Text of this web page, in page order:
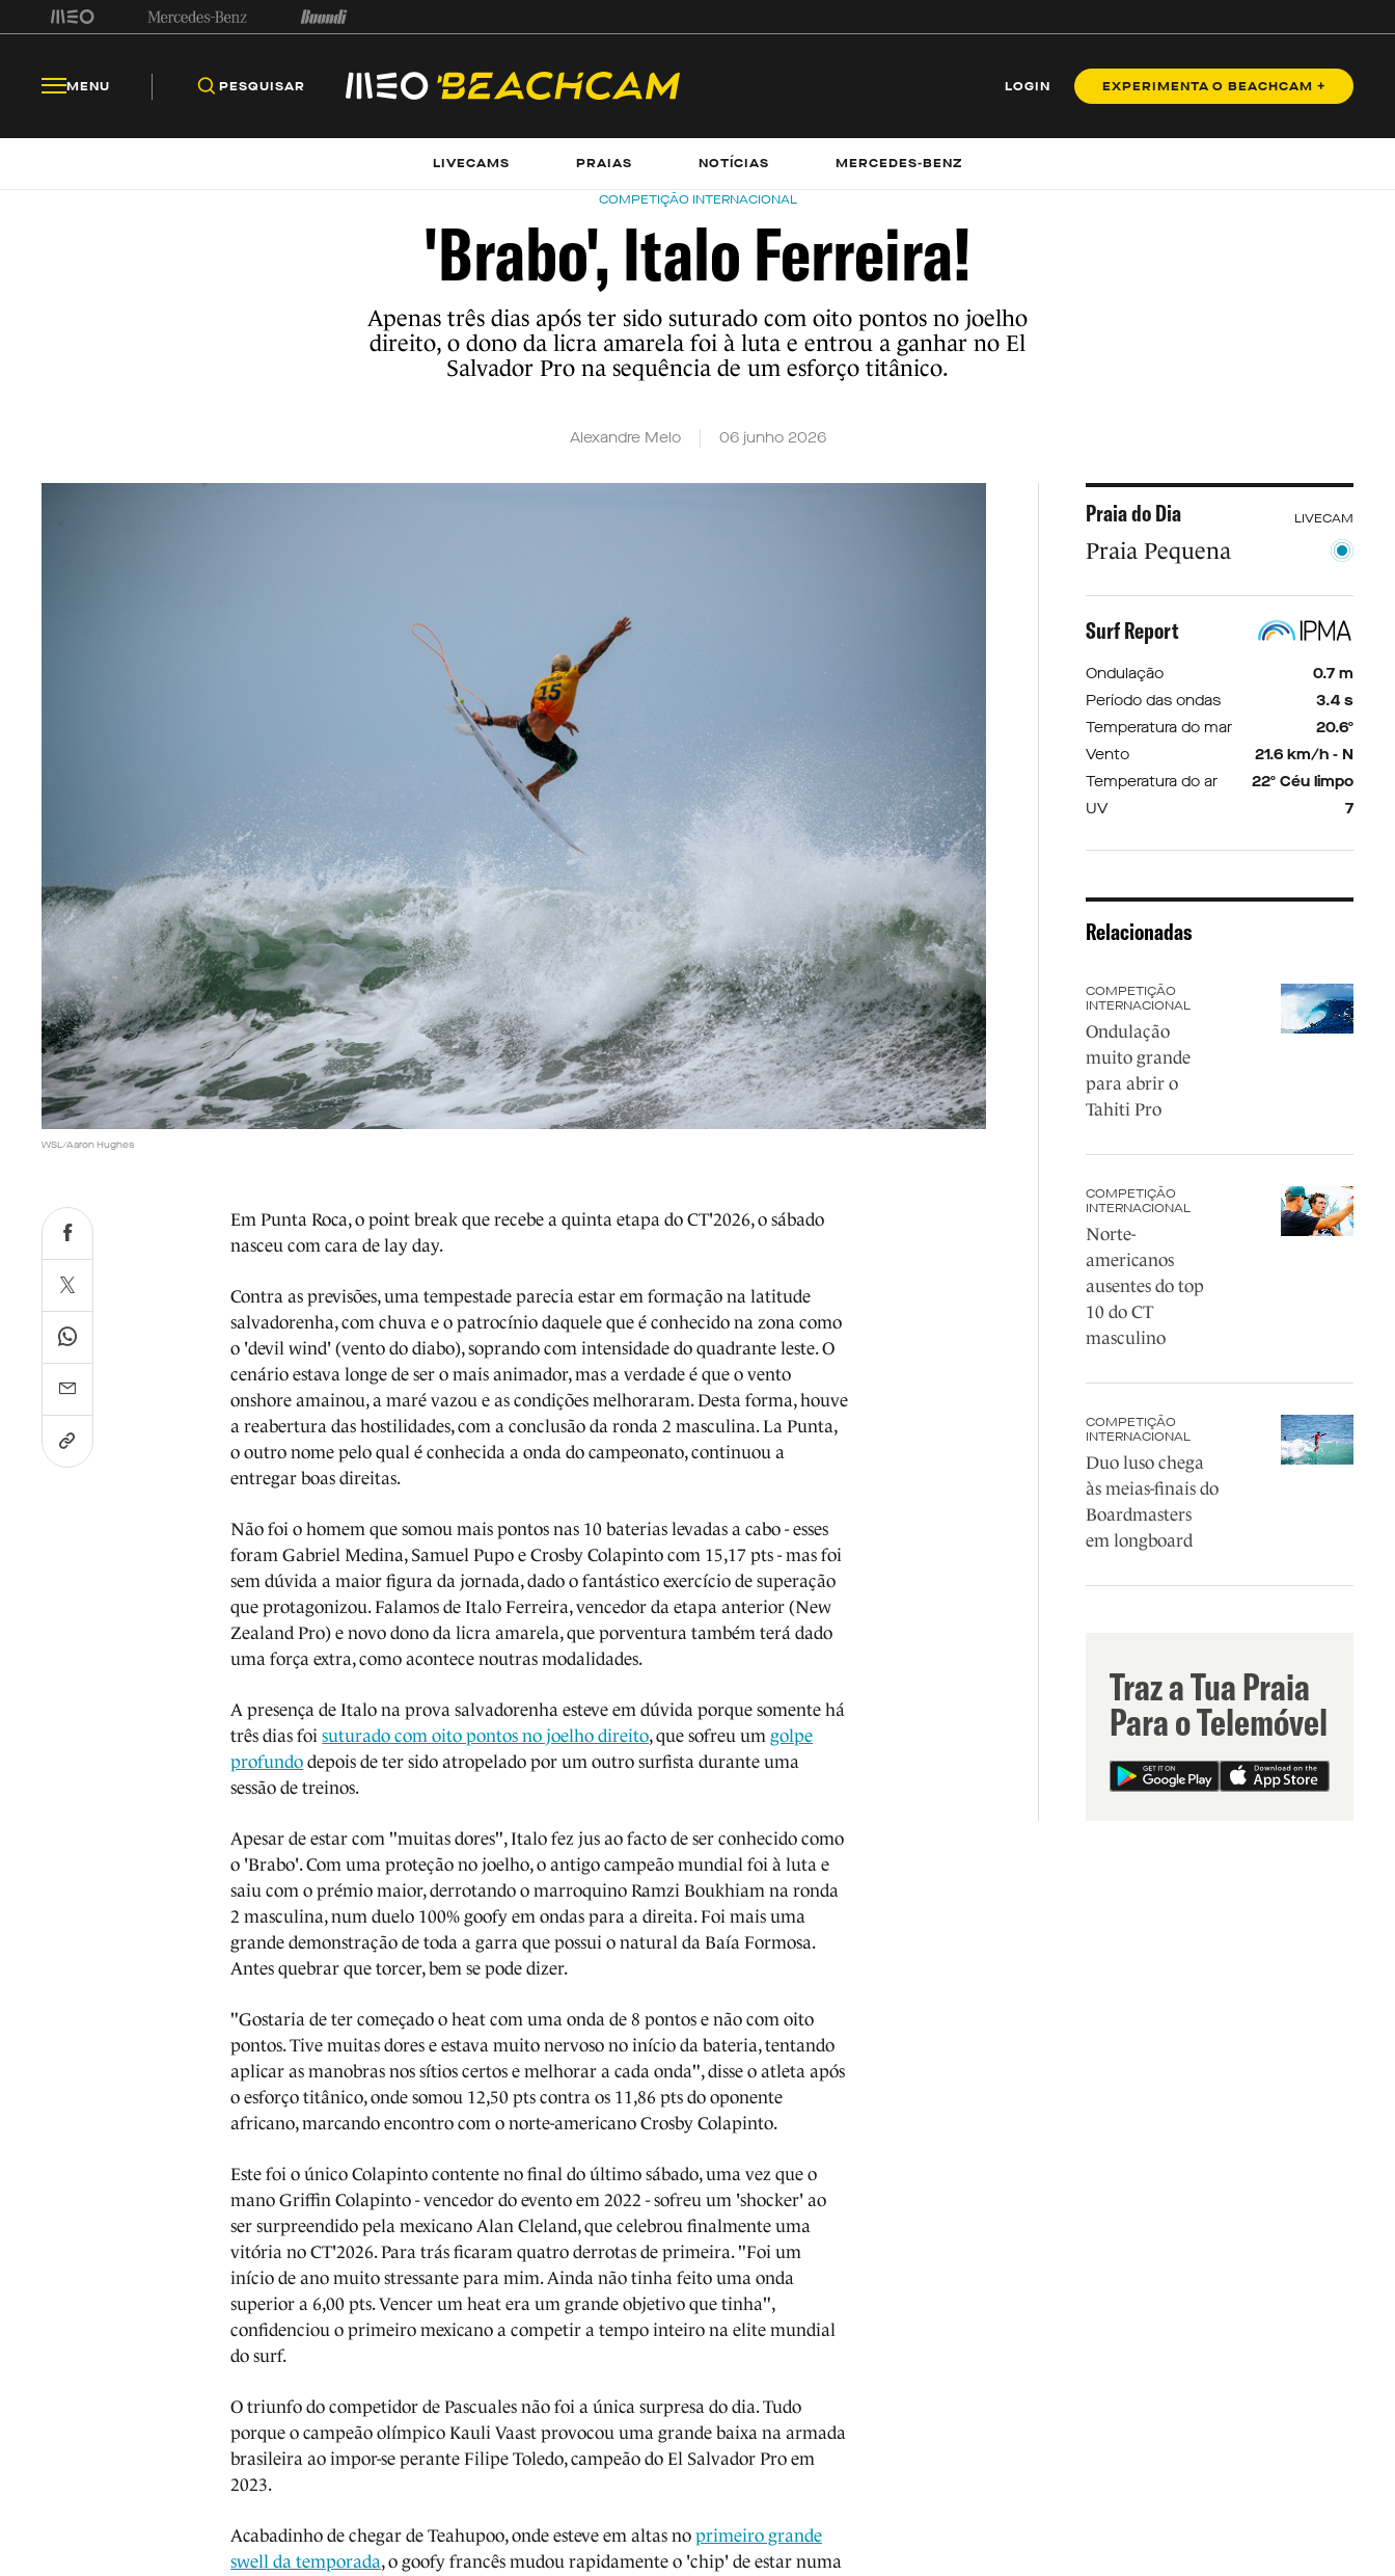
MENU PESQUISAR LOGIN EXPERIMENTA O BEACHCAM +
LIVECAMS PRAIAS NOTÍCIAS MERCEDES-BENZ
COMPETIÇÃO INTERNACIONAL
'Brabo', Italo Ferreira!
Apenas três dias após ter sido suturado com oito pontos no joelho
direito, o dono da licra amarela foi à luta e entrou a ganhar no El
Salvador Pro na sequência de um esforço titânico.
Alexandre Melo 06 junho 2026
WSL/Aaron Hughes
Em Punta Roca, o point break que recebe a quinta etapa do CT'2026, o sábado
nasceu com cara de lay day.
Contra as previsões, uma tempestade parecia estar em formação na latitude
salvadorenha, com chuva e o patrocínio daquele que é conhecido na zona como
o 'devil wind' (vento do diabo), soprando com intensidade do quadrante leste. O
cenário estava longe de ser o mais animador, mas a verdade é que o vento
onshore amainou, a maré vazou e as condições melhoraram. Desta forma, houve
a reabertura das hostilidades, com a conclusão da ronda 2 masculina. La Punta,
o outro nome pelo qual é conhecida a onda do campeonato, continuou a
entregar boas direitas.
Não foi o homem que somou mais pontos nas 10 baterias levadas a cabo - esses
foram Gabriel Medina, Samuel Pupo e Crosby Colapinto com 15,17 pts - mas foi
sem dúvida a maior figura da jornada, dado o fantástico exercício de superação
que protagonizou. Falamos de Italo Ferreira, vencedor da etapa anterior (New
Zealand Pro) e novo dono da licra amarela, que porventura também terá dado
uma força extra, como acontece noutras modalidades.
A presença de Italo na prova salvadorenha esteve em dúvida porque somente há
três dias foisuturado com oito pontos no joelho direito, que sofreu umgolpe
profundo depois de ter sido atropelado por um outro surfista durante uma
sessão de treinos.
Apesar de estar com "muitas dores", Italo fez jus ao facto de ser conhecido como
o 'Brabo'. Com uma proteção no joelho, o antigo campeão mundial foi à luta e
saiu com o prémio maior, derrotando o marroquino Ramzi Boukhiam na ronda
2 masculina, num duelo 100% goofy em ondas para a direita. Foi mais uma
grande demonstração de toda a garra que possui o natural da Baía Formosa.
Antes quebrar que torcer, bem se pode dizer.
"Gostaria de ter começado o heat com uma onda de 8 pontos e não com oito
pontos. Tive muitas dores e estava muito nervoso no início da bateria, tentando
aplicar as manobras nos sítios certos e melhorar a cada onda", disse o atleta após
o esforço titânico, onde somou 12,50 pts contra os 11,86 pts do oponente
africano, marcando encontro com o norte-americano Crosby Colapinto.
Este foi o único Colapinto contente no final do último sábado, uma vez que o
mano Griffin Colapinto - vencedor do evento em 2022 - sofreu um 'shocker' ao
ser surpreendido pela mexicano Alan Cleland, que celebrou finalmente uma
vitória no CT'2026. Para trás ficaram quatro derrotas de primeira. "Foi um
início de ano muito stressante para mim. Ainda não tinha feito uma onda
superior a 6,00 pts. Vencer um heat era um grande objetivo que tinha",
confidenciou o primeiro mexicano a competir a tempo inteiro na elite mundial
do surf.
O triunfo do competidor de Pascuales não foi a única surpresa do dia. Tudo
porque o campeão olímpico Kauli Vaast provocou uma grande baixa na armada
brasileira ao impor-se perante Filipe Toledo, campeão do El Salvador Pro em
2023.
Acabadinho de chegar de Teahupoo, onde esteve em altas noprimeiro grande
swell da temporada, o goofy francês mudou rapidamente o 'chip' de estar numa
Praia do Dia LIVECAM
Praia Pequena
Surf Report
Ondulação
0.7 m
Período das ondas
3.4 s
Temperatura do mar
20.6º
Vento
21.6 km/h - N
Temperatura do ar
22º Céu limpo
UV
7
Relacionadas
COMPETIÇÃO
INTERNACIONAL
Ondulação
muito grande
para abrir o
Tahiti Pro
COMPETIÇÃO
INTERNACIONAL
Norte-
americanos
ausentes do top
10 do CT
masculino
COMPETIÇÃO
INTERNACIONAL
Duo luso chega
às meias-finais do
Boardmasters
em longboard
Traz a Tua Praia
Para o Telemóvel